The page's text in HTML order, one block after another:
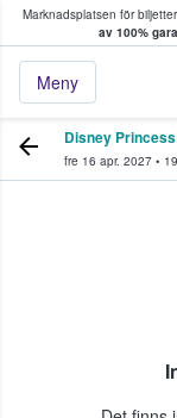
Marknadsplatsen för
av 100%
Meny
köper
Disney
fre 16 apr. 2027 •